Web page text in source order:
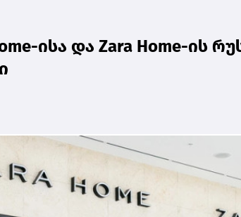
ისა და Zara Home-ის